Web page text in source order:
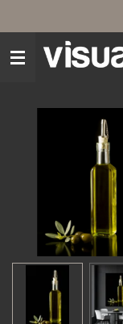
direct
naar